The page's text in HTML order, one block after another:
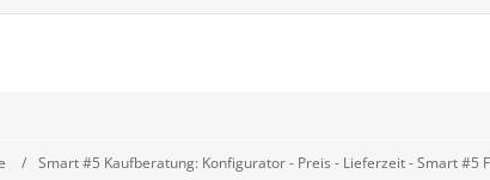
Smart #5 Kaufberatung: Konfigurator - Preis - Lieferzeit - Smart #5